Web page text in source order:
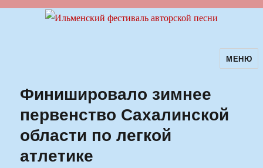
Ильменский фестиваль авторскойМЕНЮ
Финишировало зимнее
первенство Сахалинской
области по легкой
атлетике